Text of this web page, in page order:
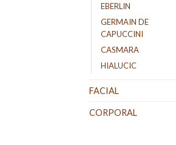
EBERLIN
GERMAIN DE
CAPUCCINI
CASMARA
HIALUCIC
FACIAL
CORPORAL